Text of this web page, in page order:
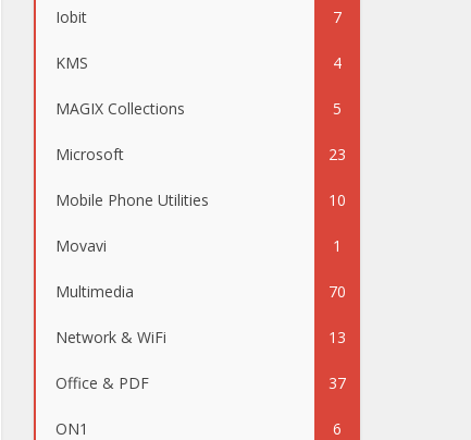
Iobit 7
KMS 4
MAGIX Collections 5
Microsoft 23
Mobile Phone Utilities 10
Movavi 1
Multimedia 70
Network & WiFi 13
Office & PDF 37
ON1 6